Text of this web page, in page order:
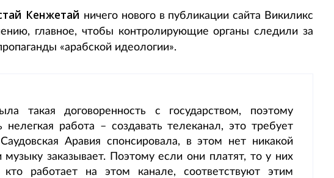
Кенжетай ничего нового в публикации сайта Викиликс
главное, чтобы контролирующие органы следили за
«арабской идеологии».
такая договоренность с государством, поэтому
работа – создавать телеканал, это требует
Аравия спонсировала, в этом нет никакой
заказывает. Поэтому если они платят, то у них
работает на этом канале, соответствуют этим